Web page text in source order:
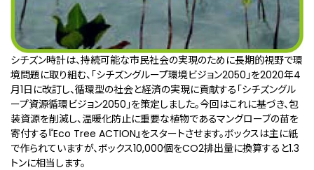
シチズン時計は、持続可能な市民社会の実現のために長期的視野で環
境問題に取り組む、「シチズングループ環境ビジョン2050」を2020年4
月1日に改訂し、循環型の社会と経済の実現に貢献する「シチズングル
ープ資源循環ビジョン2050」を策定しました。今回はこれに基づき、包
装資源を削減し、温暖化防止に重要な植物であるマングローブの苗を
寄付する『Eco Tree ACTION』をスタートさせます。ボックスは主に紙
で作られていますが、ボックス10,000個をCO2排出量に換算すると1.3
トンに相当します。